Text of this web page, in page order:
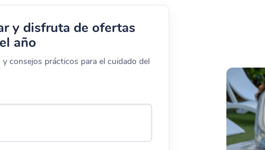
y disfruta de ofertas
año
consejos prácticos para el cuidado del